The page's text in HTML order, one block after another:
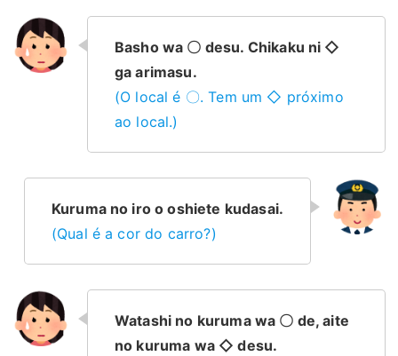
Basho wa 〇 desu. Chikaku ni ◇
ga arimasu.
(O local é 〇. Tem um ◇ próximo
ao local.)
Kuruma no iro o oshiete kudasai.
(Qual é a cor do carro?)
Watashi no kuruma wa 〇 de, aite
no kuruma wa ◇ desu.